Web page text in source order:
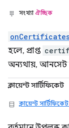
সংখ্যাঐচ্ছিক
হলে, প্রাপ্ত
অন্যথায়, আনসেট
ক্লায়েন্ট সার্টিফিকেট
ক্লায়েন্ট